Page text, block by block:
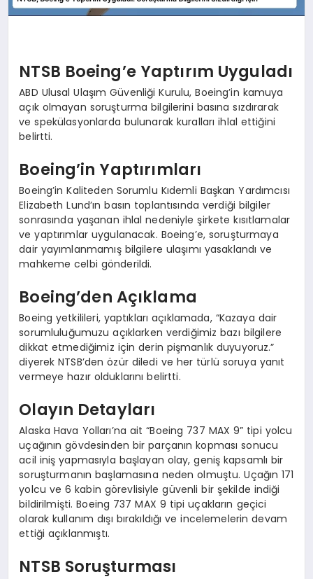
NTSB Boeing’e Yaptırım Uyguladı
ABD Ulusal Ulaşım Güvenliği Kurulu, Boeing’in kamuya
açık olmayan soruşturma bilgilerini basına sızdırarak
ve spekülasyonlarda bulunarak kuralları ihlal ettiğini
belirtti.
Boeing’in Yaptırımları
Boeing’in Kaliteden Sorumlu Kıdemli Başkan Yardımcısı
Elizabeth Lund’ın basın toplantısında verdiği bilgiler
sonrasında yaşanan ihlal nedeniyle şirkete kısıtlamalar
ve yaptırımlar uygulanacak. Boeing’e, soruşturmaya
dair yayımlanmamış bilgilere ulaşımı yasaklandı ve
mahkeme celbi gönderildi.
Boeing’den Açıklama
Boeing yetkilileri, yaptıkları açıklamada, “Kazaya dair
sorumluluğumuzu açıklarken verdiğimiz bazı bilgilere
dikkat etmediğimiz için derin pişmanlık duyuyoruz.”
diyerek NTSB’den özür diledi ve her türlü soruya yanıt
vermeye hazır olduklarını belirtti.
Olayın Detayları
Alaska Hava Yolları’na ait “Boeing 737 MAX 9” tipi yolcu
uçağının gövdesinden bir parçanın kopması sonucu
acil iniş yapmasıyla başlayan olay, geniş kapsamlı bir
soruşturmanın başlamasına neden olmuştu. Uçağın 171
yolcu ve 6 kabin görevlisiyle güvenli bir şekilde indiği
bildirilmişti. Boeing 737 MAX 9 tipi uçakların geçici
olarak kullanım dışı bırakıldığı ve incelemelerin devam
ettiği açıklanmıştı.
NTSB Soruşturması